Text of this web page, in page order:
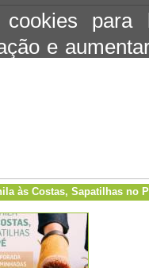
para
e
basta
a
às Costas, Sapatilhas no